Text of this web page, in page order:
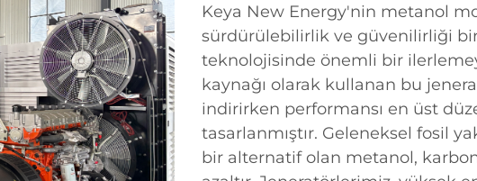
Keya New Energy'nin metanol
sürdürülebilirlik ve güvenilirliği
teknolojisinde önemli bir
kaynağı olarak kullanan bu
indirirken performansı en üst
tasarlanmıştır. Geleneksel fosil
bir alternatif olan metanol,